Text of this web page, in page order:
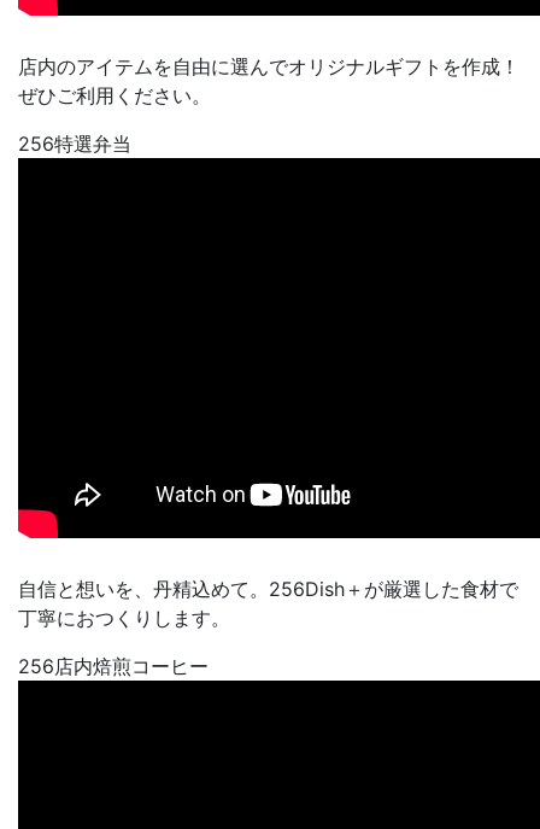
店内のアイテムを自由に選んでオリジナルギフトを作成！
ぜひご利用ください。
256特選弁当
自信と想いを、丹精込めて。256Dish＋が厳選した食材で
丁寧におつくりします。
256店内焙煎コーヒー